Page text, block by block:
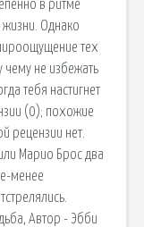
в ритме
Однако
тех
чему не избежать
тебя настигнет
(0); похожие
рецензии нет.
Марио Брос два
менее
Автор - Эбби